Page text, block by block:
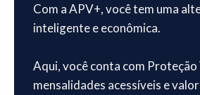
Com a APV+, você tem uma
inteligente e econômica.
Aqui, você conta com Proteção
mensalidades acessíveis e